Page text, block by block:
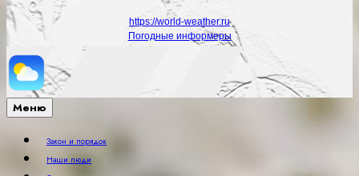
https://world-weather.ru
Погодные информеры
Меню
Закон и порядок
Наши люди